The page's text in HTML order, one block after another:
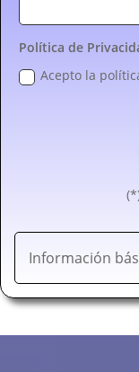
Política de
Acepto la
Información